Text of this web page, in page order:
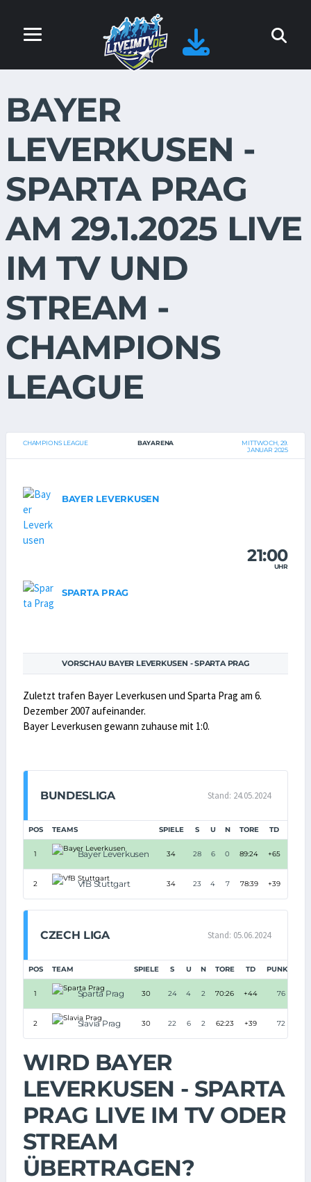
BAYER
LEVERKUSEN -
SPARTA PRAG
AM 29.1.2025 LIVE
IM TV UND
STREAM -
CHAMPIONS
LEAGUE
CHAMPIONS LEAGUE BAYARENA
MITTWOCH, 29.
JANUAR 2025
BAYER LEVERKUSEN
21:00
UHR
SPARTA PRAG
VORSCHAU BAYER LEVERKUSEN - SPARTA PRAG
Zuletzt trafen Bayer Leverkusen und Sparta Prag am 6.
Dezember 2007 aufeinander.
Bayer Leverkusen gewann zuhause mit 1:0.
BUNDESLIGA Stand: 24.05.2024
POS TEAMS SPIELE S U N TORE TD
1 Bayer Leverkusen 34 28 6 0 89:24 +65
2 VfB Stuttgart 34 23 4 7 78:39 +39
CZECH LIGA Stand: 05.06.2024
POS TEAM SPIELE S U N TORE TD PUNKTE
1 Sparta Prag 30 24 4 2 70:26 +44 76
2 Slavia Prag 30 22 6 2 62:23 +39 72
WIRD BAYER
LEVERKUSEN - SPARTA
PRAG LIVE IM TV ODER
STREAM
ÜBERTRAGEN?